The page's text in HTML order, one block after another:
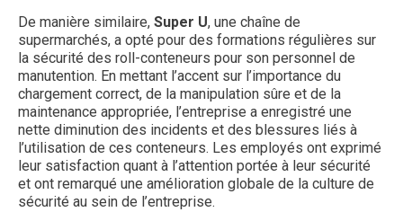
De manière similaire, Super U, une chaîne de
supermarchés, a opté pour des formations régulières sur
la sécurité des roll-conteneurs pour son personnel de
manutention. En mettant l’accent sur l’importance du
chargement correct, de la manipulation sûre et de la
maintenance appropriée, l’entreprise a enregistré une
nette diminution des incidents et des blessures liés à
l’utilisation de ces conteneurs. Les employés ont exprimé
leur satisfaction quant à l’attention portée à leur sécurité
et ont remarqué une amélioration globale de la culture de
sécurité au sein de l’entreprise.